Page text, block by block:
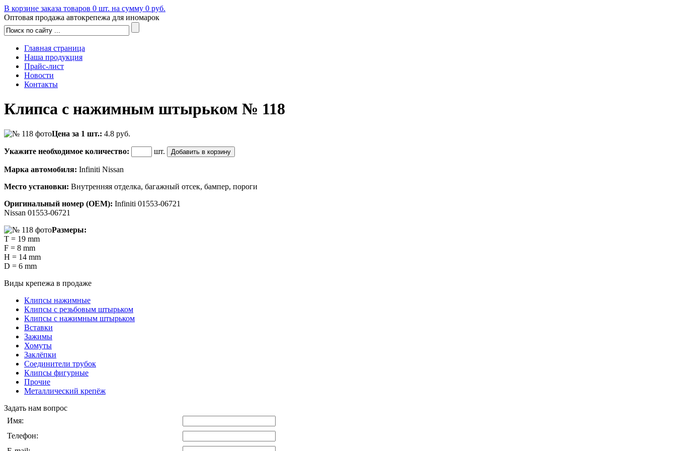
В корзине заказа товаров 0 шт. на сумму 0 руб.
Оптовая продажа автокрепежа для иномарок
Главная страница
Наша продукция
Прайс-лист
Новости
Контакты
Клипса с нажимным штырьком № 118
Цена за 1 шт.: 4.8 руб.
Укажите необходимое количество: шт.
Марка автомобиля: Infiniti Nissan
Место установки: Внутренняя отделка, багажный отсек, бампер, пороги
Оригинальный номер (OEM): Infiniti 01553-06721
Nissan 01553-06721
Размеры:
T = 19 mm
F = 8 mm
H = 14 mm
D = 6 mm
Виды крепежа в продаже
Клипсы нажимные
Клипсы с резьбовым штырьком
Клипсы с нажимным штырьком
Вставки
Зажимы
Хомуты
Заклёпки
Соединители трубок
Клипсы фигурные
Прочие
Металлический крепёж
Задать нам вопрос
Имя:
Телефон: